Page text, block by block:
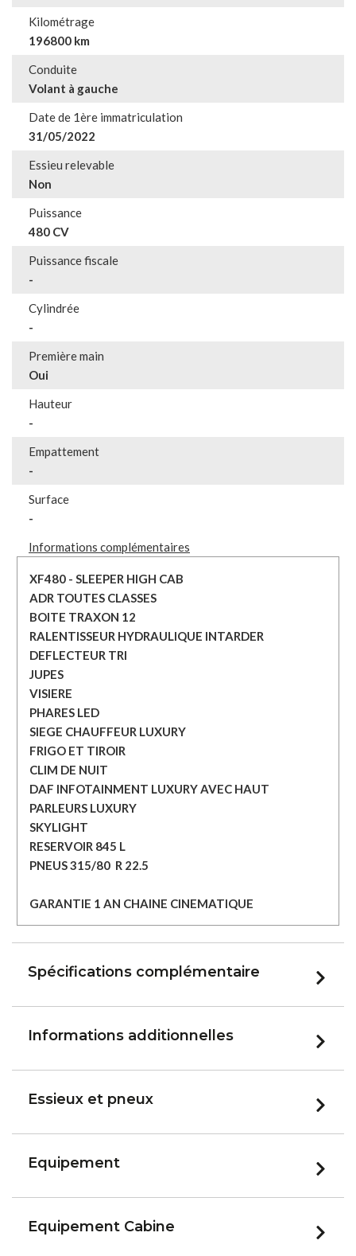
Kilométrage
196800 km
Conduite
Volant à gauche
Date de 1ère immatriculation
31/05/2022
Essieu relevable
Non
Puissance
480 CV
Puissance fiscale
-
Cylindrée
-
Première main
Oui
Hauteur
-
Empattement
-
Surface
-
Informations complémentaires
XF480 - SLEEPER HIGH CAB
ADR TOUTES CLASSES
BOITE TRAXON 12
RALENTISSEUR HYDRAULIQUE INTARDER
DEFLECTEUR TRI
JUPES
VISIERE
PHARES LED
SIEGE CHAUFFEUR LUXURY
FRIGO ET TIROIR
CLIM DE NUIT
DAF INFOTAINMENT LUXURY AVEC HAUT
PARLEURS LUXURY
SKYLIGHT
RESERVOIR 845 L
PNEUS 315/80  R 22.5
GARANTIE 1 AN CHAINE CINEMATIQUE
Spécifications complémentaire
Informations additionnelles
Essieux et pneux
Equipement
Equipement Cabine